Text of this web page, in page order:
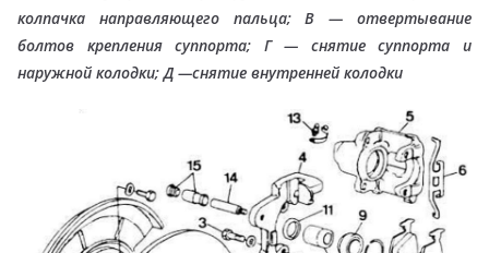
колпачка направляющего пальца; В — отвертывание
болтов крепления суппорта; Г — снятие суппорта и
наружной колодки; Д —снятие внутренней колодки